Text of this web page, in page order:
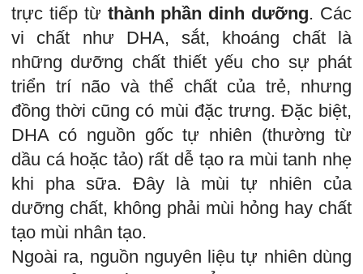
trực tiếp từ thành phần dinh dưỡng. Các
vi chất như DHA, sắt, khoáng chất là
những dưỡng chất thiết yếu cho sự phát
triển trí não và thể chất của trẻ, nhưng
đồng thời cũng có mùi đặc trưng. Đặc biệt,
DHA có nguồn gốc tự nhiên (thường từ
dầu cá hoặc tảo) rất dễ tạo ra mùi tanh nhẹ
khi pha sữa. Đây là mùi tự nhiên của
dưỡng chất, không phải mùi hỏng hay chất
tạo mùi nhân tạo.
Ngoài ra, nguồn nguyên liệu tự nhiên dùng